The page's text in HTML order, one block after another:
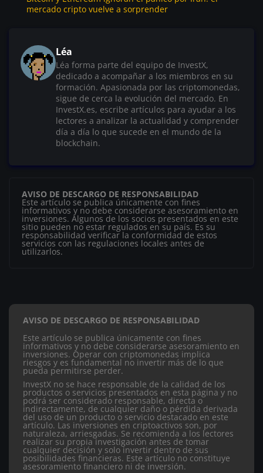
mercado cripto vuelve a sorprender
Léa
Léa forma parte del equipo de InvestX,
dedicado a acompañar a los miembros en su
formación. Apasionada por las criptomonedas,
sigue de cerca la evolución del mercado. En
InvestX.es, escribe artículos para ayudar a los
lectores a analizar la actualidad y comprender
día a día lo que sucede en el mundo de la
blockchain.
AVISO DE DESCARGO DE RESPONSABILIDAD
Este artículo se publica únicamente con fines
informativos y no debe considerarse asesoramiento en
inversiones. Algunos de los socios presentados en este
sitio pueden no estar regulados en su país. Es su
responsabilidad verificar la conformidad de estos
servicios con las regulaciones locales antes de
utilizarlos.
AVISO DE DESCARGO DE RESPONSABILIDAD
Este artículo se publica únicamente con fines
informativos y no debe considerarse asesoramiento en
inversiones. Operar con criptomonedas implica
riesgos y es fundamental no invertir más de lo que
pueda permitirse perder.
InvestX no se hace responsable de la calidad de los
productos o servicios presentados en esta página y no
podrá ser considerado responsable, directa o
indirectamente, de cualquier daño o pérdida derivada
del uso de un producto o servicio destacado en este
artículo. Las inversiones en criptoactivos son, por
naturaleza, arriesgadas. Se recomienda a los lectores
realizar su propia investigación antes de tomar
cualquier decisión y solo invertir dentro de sus
posibilidades financieras. Este artículo no constituye
asesoramiento financiero ni de inversión.